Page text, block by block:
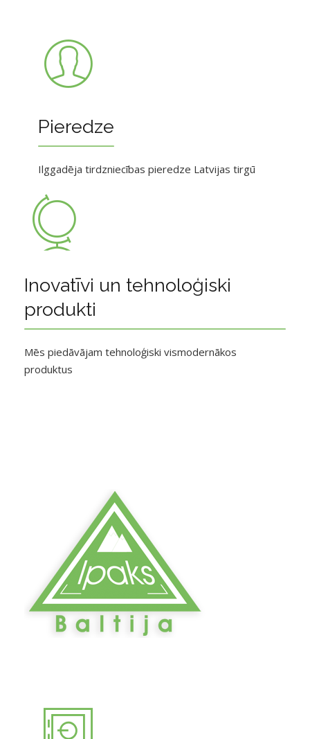
Pieredze
Ilggadēja tirdzniecības pieredze Latvijas tirgū
Inovatīvi un tehnoloģiski
produkti
Mēs piedāvājam tehnoloģiski vismodernākos
produktus